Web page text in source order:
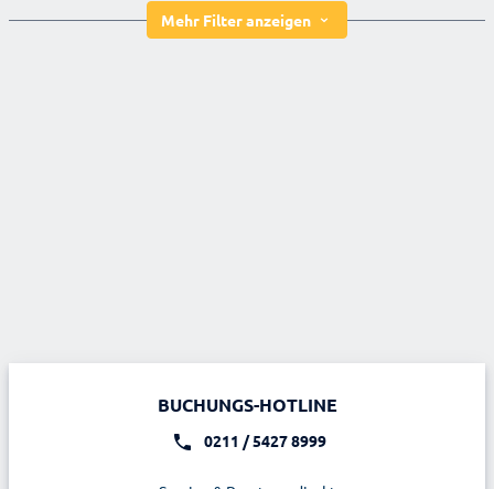
Mehr Filter anzeigen
BUCHUNGS-HOTLINE
0211 / 5427 8999